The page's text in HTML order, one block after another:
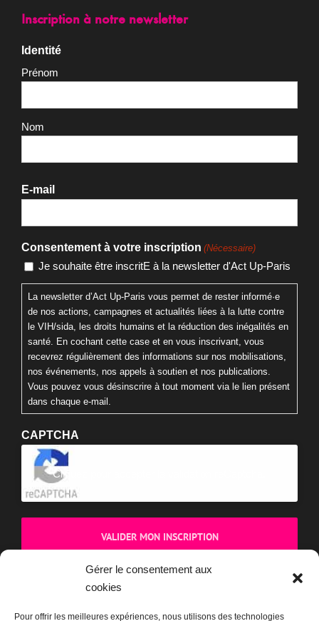
Gérer le consentement aux
cookies
Pour offrir les meilleures expériences, nous utilisons des technologies
Inscription à notre newsletter
Identité
Prénom
Nom
E-mail
Consentement à votre inscription (Nécessaire)
Je souhaite être inscritE à la newsletter d'Act Up-Paris
La newsletter d’Act Up-Paris vous permet de rester informé·e
de nos actions, campagnes et actualités liées à la lutte contre
le VIH/sida, les droits humains et la réduction des inégalités en
santé. En cochant cette case et en vous inscrivant, vous
recevrez régulièrement des informations sur nos mobilisations,
nos événements, nos appels à soutien et nos publications.
Vous pouvez vous désinscrire à tout moment via le lien présent
dans chaque e-mail.
CAPTCHA
Cliquez pour accepter la validation reCaptcha.
BOUTIQUE